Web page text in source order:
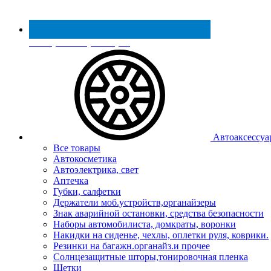
Реестр МинПромТорга
Все товары
Автокосметика
Автоэлектрика, свет
Аптечка
Губки, салфетки
Держатели моб.устройств,органайзеры
Знак аварийной остановки, средства безопасности
Наборы автомобилиста, домкраты, воронки
Накидки на сиденье, чехлы, оплетки руля, коврики.
Резинки на багажн.органайз.и прочее
Солнцезащитные шторы,тонировочная пленка
Щетки